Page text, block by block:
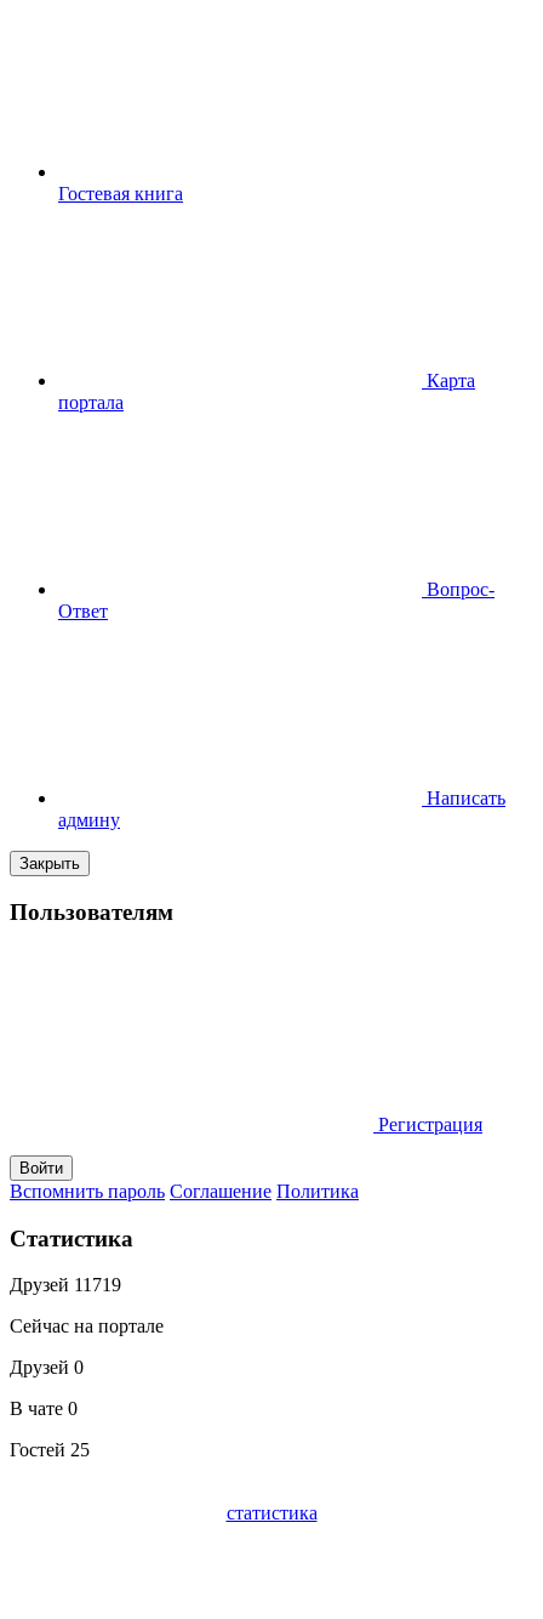
Гостевая книга
Карта
портала
Вопрос-
Ответ
Написать
админу
Закрыть
Пользователям
Регистрация
Вспомнить пароль Соглашение Политика
Статистика
Друзей 11719
Сейчас на портале
Друзей 0
В чате 0
Гостей 25
статистика